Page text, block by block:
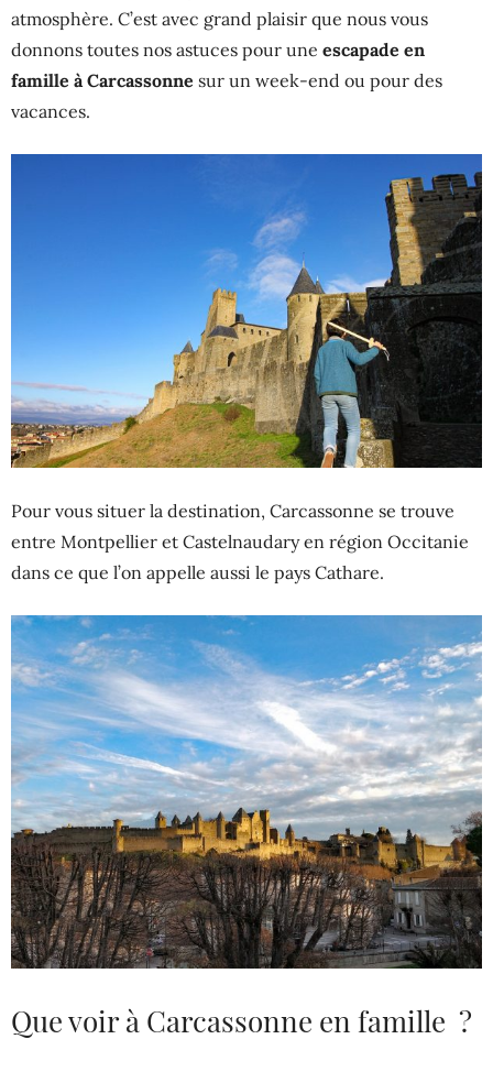
atmosphère. C’est avec grand plaisir que nous vous
donnons toutes nos astuces pour une escapade en
famille à Carcassonne sur un week-end ou pour des
vacances.
Pour vous situer la destination, Carcassonne se trouve
entre Montpellier et Castelnaudary en région Occitanie
dans ce que l’on appelle aussi le pays Cathare.
Que voir à Carcassonne en famille ?